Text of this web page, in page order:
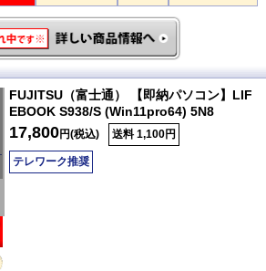
FUJITSU（富士通） 【即納パソコン】LIF
EBOOK S938/S (Win11pro64) 5N8
17,800円(税込) 送料 1,100円
テレワーク推奨